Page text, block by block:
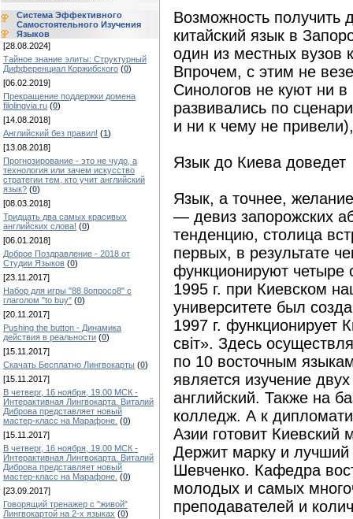
Система Эффективного
Самостоятельного Изучения
Языков
[28.08.2024]
Тайное знание элиты: Структурный
Дифференциал Коржибского (0)
[06.02.2019]
Прекращение поддержки домена
filolingvia.ru (0)
[14.08.2018]
Английский без правил! (1)
[13.08.2018]
Прогнозирование - это не чудо, а
технология или зачем искусство
стратегии тем, кто учит английский
язык? (0)
[08.03.2018]
Тридцать два самых красивых
английских слова! (0)
[06.01.2018]
Доброе Поздравление - 2018 от
Студии Языков (0)
[23.11.2017]
Набор для игры "88 8опросо8" с
глаголом "to buy" (0)
[20.11.2017]
Pushing the button - Динамика
действия в реальности (0)
[15.11.2017]
Скачать Бесплатно Лингвокарты (0)
[15.11.2017]
В четверг, 16 ноября, 19.00 МСК -
Интерактивная Лингвокарта. Виталий
Диброва представляет новый
мастер-класс на Марафоне. (0)
[15.11.2017]
В четверг, 16 ноября, 19.00 МСК -
Интерактивная Лингвокарта. Виталий
Диброва представляет новый
мастер-класс на Марафоне. (0)
[23.09.2017]
Говорящий тренажер с "живой"
Лингвокартой на 2-х языках (0)
Возможность получить
китайский язык в
один из местных вузов
Впрочем, с этим не
Синологов не куют ни
развивались по
и ни к чему не
Язык до Киева доведет
Язык, а точнее,
— девиз запорожских
тенденцию, столица
первых, в результате
функционируют четыре
1995 г. при Киевском
университете был
1997 г. функционирует
світ». Здесь
по 10 восточным
является изучение
английский. Также на
колледж. А к
Азии готовит Киевский
Держит марку и
Шевченко. Кафедра
молодых и самых
преподавателей и